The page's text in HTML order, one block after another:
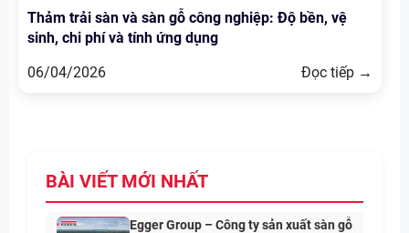
Thảm trải sàn và sàn gỗ công nghiệp: Độ bền, vệ
sinh, chi phí và tính ứng dụng
06/04/2026
Đọc tiếp →
BÀI VIẾT MỚI NHẤT
Egger Group – Công ty sản xuất sàn gỗ